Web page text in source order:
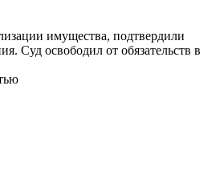
имущества, подтвердили
Суд освободил от обязательств в